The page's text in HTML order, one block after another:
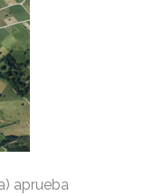
aprueba